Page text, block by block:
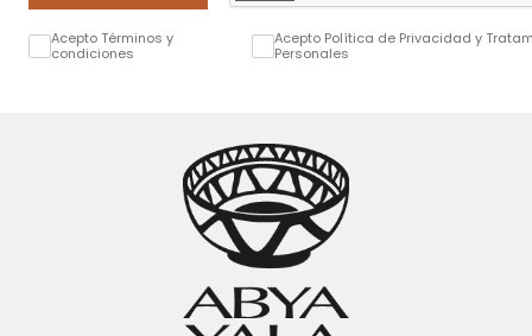
Acepto Términos y
condiciones
Acepto Política de Privacidad y
Personales